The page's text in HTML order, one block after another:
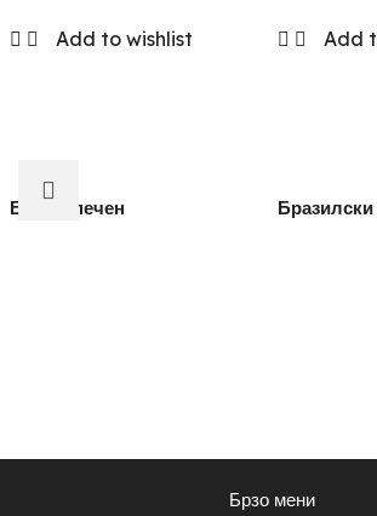
Add to wishlist
Бадем печен
Add
Брзо мени